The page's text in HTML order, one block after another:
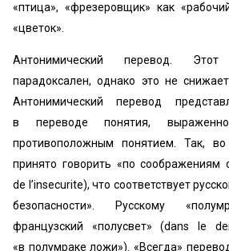
«птица», «фрезеровщик» как
«цветок».
Антонимический перевод.
парадоксален, однако это не
Антонимический перевод
в переводе понятия,
противоположным понятием. Так,
принято говорить «по соображениям
de l’insecurite), что соответствует
безопасности». Русскому
французский «полусвет» (dans le
«в полумраке ложи»). «Всегда»